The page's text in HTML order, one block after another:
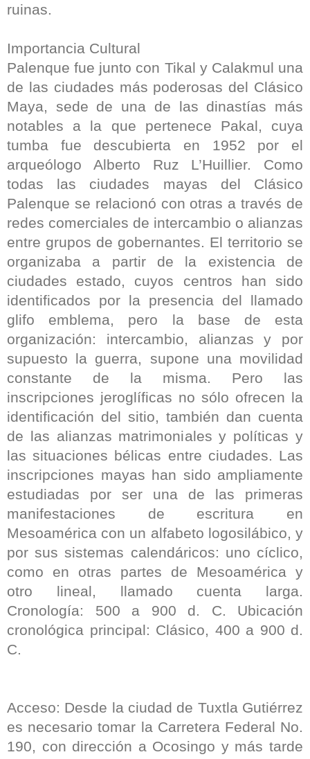
ruinas.
Importancia Cultural
Palenque fue junto con Tikal y Calakmul una
de las ciudades más poderosas del Clásico
Maya, sede de una de las dinastías más
notables a la que pertenece Pakal, cuya
tumba fue descubierta en 1952 por el
arqueólogo Alberto Ruz L’Huillier. Como
todas las ciudades mayas del Clásico
Palenque se relacionó con otras a través de
redes comerciales de intercambio o alianzas
entre grupos de gobernantes. El territorio se
organizaba a partir de la existencia de
ciudades estado, cuyos centros han sido
identificados por la presencia del llamado
glifo emblema, pero la base de esta
organización: intercambio, alianzas y por
supuesto la guerra, supone una movilidad
constante de la misma. Pero las
inscripciones jeroglíficas no sólo ofrecen la
identificación del sitio, también dan cuenta
de las alianzas matrimoniales y políticas y
las situaciones bélicas entre ciudades. Las
inscripciones mayas han sido ampliamente
estudiadas por ser una de las primeras
manifestaciones de escritura en
Mesoamérica con un alfabeto logosilábico, y
por sus sistemas calendáricos: uno cíclico,
como en otras partes de Mesoamérica y
otro lineal, llamado cuenta larga.
Cronología: 500 a 900 d. C. Ubicación
cronológica principal: Clásico, 400 a 900 d.
C.
Acceso: Desde la ciudad de Tuxtla Gutiérrez
es necesario tomar la Carretera Federal No.
190, con dirección a Ocosingo y más tarde